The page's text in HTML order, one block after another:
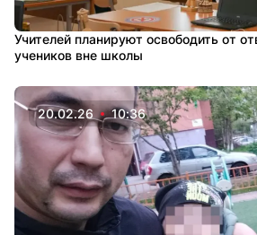
Учителей планируют освободить от
учеников вне школы
20.02.26 10:36